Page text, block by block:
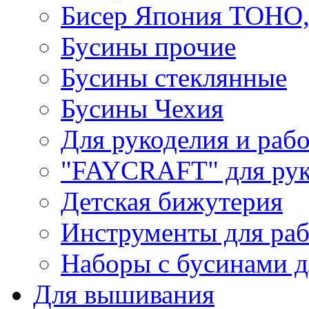
Бисер Япония
Бусины прочие
Бусины стеклянные
Бусины Чехия
Для рукоделия и
"FAYCRAFT" для
Детская бижутерия
Инструменты для
Наборы с бусинами
Для вышивания